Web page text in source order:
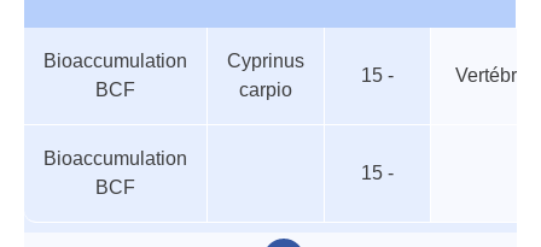
aquatiques
trophique
Bioaccumulation
BCF
Cyprinus
carpio
15 - Vertébrés
Bioaccumulation
BCF
15 -